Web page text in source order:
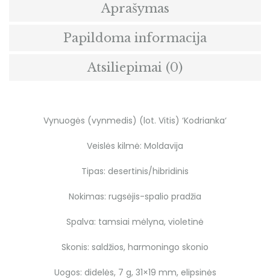
Aprašymas
Papildoma informacija
Atsiliepimai (0)
Vynuogės (vynmedis) (lot. Vitis) ‘Kodrianka‘
Veislės kilmė: Moldavija
Tipas: desertinis/hibridinis
Nokimas: rugsėjis-spalio pradžia
Spalva: tamsiai mėlyna, violetinė
Skonis: saldžios, harmoningo skonio
Uogos: didelės, 7 g, 31×19 mm, elipsinės